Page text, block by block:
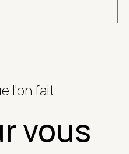
l'on fait
vous